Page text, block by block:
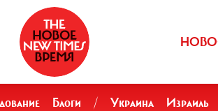
Блоги / Украина Израиль